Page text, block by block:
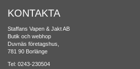
KONTAKTA
Staffans Vapen & Jakt AB
Butik och webhop
Duvnäs företagshus,
781 90 Borlänge
Tel: 0243-230504